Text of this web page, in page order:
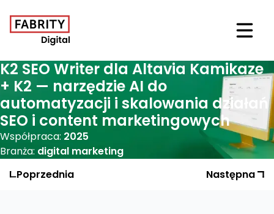
K2 SEO Writer dla Altavia Kamikaze
+ K2 — narzędzie AI do
automatyzacji i skalowania działań
SEO i content marketingowych
Współpraca: 2025
Branża: digital marketing
Poprzednia
Realizacja Następna